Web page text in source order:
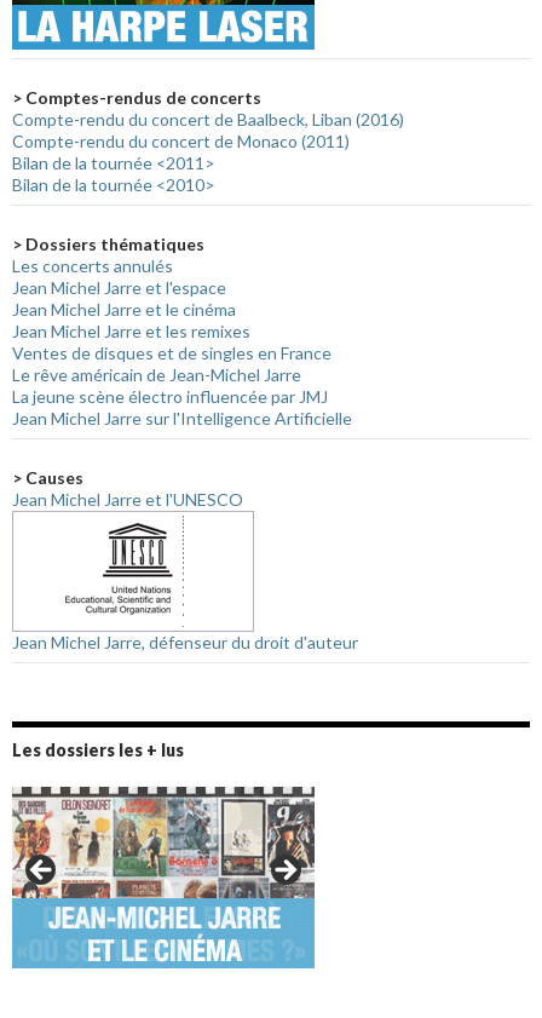
> Comptes-rendus de concerts
Compte-rendu du concert de Baalbeck, Liban (2016)
Compte-rendu du concert de Monaco (2011)
Bilan de la tournée <2011>
Bilan de la tournée <2010>
> Dossiers thématiques
Les concerts annulés
Jean Michel Jarre et l'espace
Jean Michel Jarre et le cinéma
Jean Michel Jarre et les remixes
Ventes de disques et de singles en France
Le rêve américain de Jean-Michel Jarre
La jeune scène électro influencée par JMJ
Jean Michel Jarre sur l'Intelligence Artificielle
> Causes
Jean Michel Jarre et l'UNESCO
Jean Michel Jarre, défenseur du droit d'auteur
Les dossiers les + lus